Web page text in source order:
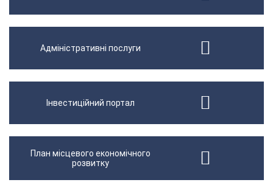
Адміністративні послуги
Інвестиційний портал
План місцевого економічного
розвитку